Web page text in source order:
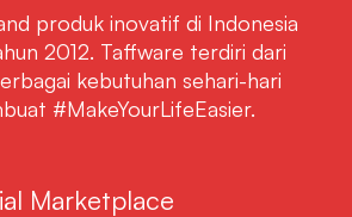
produk inovatif di Indonesia
2012. Taffware terdiri dari
kebutuhan sehari-hari
#MakeYourLifeEasier.
Marketplace